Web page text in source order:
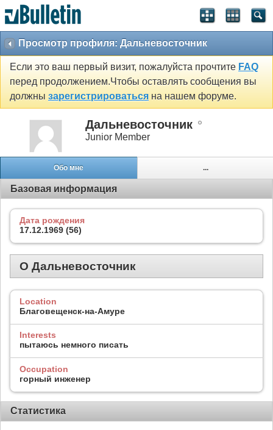
Просмотр профиля: Дальневосточник
Если это ваш первый визит, пожалуйста прочтите FAQ
перед продолжением.Чтобы оставлять сообщения вы
должны зарегистрироваться на нашем форуме.
Дальневосточник
Junior Member
Обо мне ...
Базовая информация
Дата рождения
17.12.1969 (56)
О Дальневосточник
Location
Благовещенск-на-Амуре
Interests
пытаюсь немного писать
Occupation
горный инженер
Статистика